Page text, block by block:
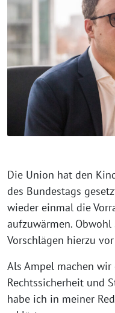
Die Union hat den
des Bundestags
wieder einmal die
aufzuwärmen.
Vorschlägen hierzu
Als Ampel machen wir
Rechtssicherheit und
habe ich in meiner